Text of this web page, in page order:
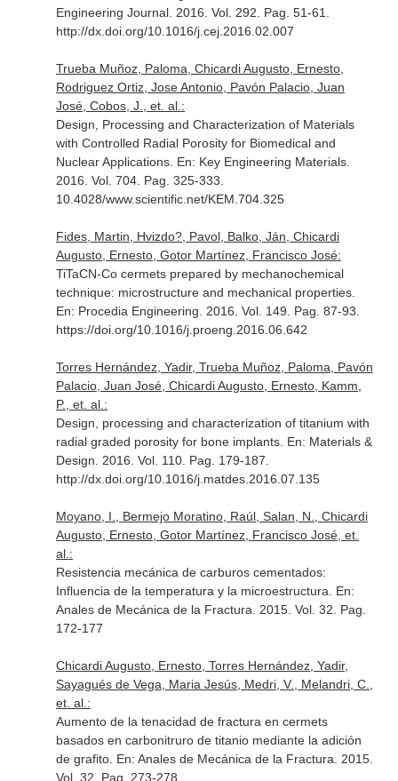
Engineering Journal. 2016. Vol. 292. Pag. 51-61.
http://dx.doi.org/10.1016/j.cej.2016.02.007
Trueba Muñoz, Paloma, Chicardi Augusto, Ernesto,
Rodriguez Ortiz, Jose Antonio, Pavón Palacio, Juan
José, Cobos, J., et. al.:
Design, Processing and Characterization of Materials
with Controlled Radial Porosity for Biomedical and
Nuclear Applications. En: Key Engineering Materials.
2016. Vol. 704. Pag. 325-333.
10.4028/www.scientific.net/KEM.704.325
Fides, Martin, Hvizdo?, Pavol, Balko, Ján, Chicardi
Augusto, Ernesto, Gotor Martínez, Francisco José:
TiTaCN-Co cermets prepared by mechanochemical
technique: microstructure and mechanical properties.
En: Procedia Engineering . 2016. Vol. 149. Pag. 87-93.
https://doi.org/10.1016/j.proeng.2016.06.642
Torres Hernández, Yadir, Trueba Muñoz, Paloma, Pavón
Palacio, Juan José, Chicardi Augusto, Ernesto, Kamm,
P., et. al.:
Design, processing and characterization of titanium with
radial graded porosity for bone implants. En: Materials &
Design . 2016. Vol. 110. Pag. 179-187.
http://dx.doi.org/10.1016/j.matdes.2016.07.135
Moyano, I., Bermejo Moratino, Raúl, Salan, N., Chicardi
Augusto, Ernesto, Gotor Martínez, Francisco José, et.
al.:
Resistencia mecánica de carburos cementados:
Influencia de la temperatura y la microestructura. En:
Anales de Mecánica de la Fractura . 2015. Vol. 32. Pag.
172-177
Chicardi Augusto, Ernesto, Torres Hernández, Yadir,
Sayagués de Vega, Maria Jesús, Medri, V., Melandri, C.,
et. al.:
Aumento de la tenacidad de fractura en cermets
basados en carbonitruro de titanio mediante la adición
de grafito. En: Anales de Mecánica de la Fractura . 2015.
Vol. 32. Pag. 273-278